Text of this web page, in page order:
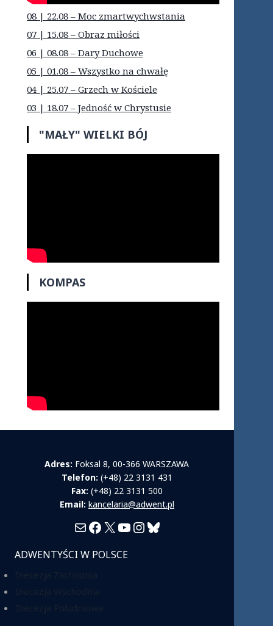
08 | 22.08 – Moc zmartwychwstania
07 | 15.08 – Obraz miłości
06 | 08.08 – Dary Duchowe
05 | 01.08 – Wszystko na chwałę
04 | 25.07 – Grzech w Kościele
03 | 18.07 – Jedność w Chrystusie
"MAŁY" WIELKI BÓJ
KOMPAS
Adres: Foksal 8, 00-366 WARSZAWA
Telefon: (+48) 22 3131 431
Fax: (+48) 22 3131 500
Email: kancelaria@adwent.pl
MailFacebook
X YouTube
Instagram
Bluesky
ADWENTYŚCI W POLSCE